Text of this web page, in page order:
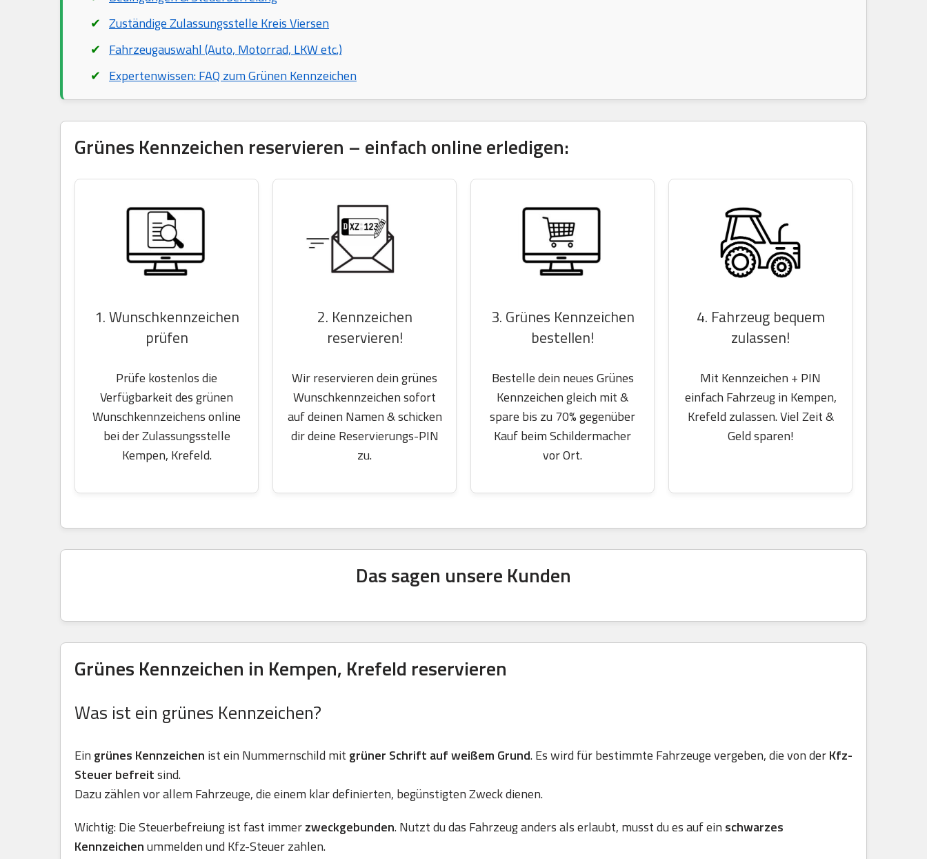
Zuständige Zulassungsstelle Kreis Viersen
Fahrzeugauswahl (Auto, Motorrad, LKW etc.)
Expertenwissen: FAQ zum Grünen Kennzeichen
Grünes Kennzeichen reservieren – einfach online erledigen:
1. Wunschkennzeichen
prüfen
Prüfe kostenlos die
Verfügbarkeit des grünen
Wunschkennzeichens online
bei der Zulassungsstelle
Kempen, Krefeld.
2. Kennzeichen
reservieren!
Wir reservieren dein grünes
Wunschkennzeichen sofort
auf deinen Namen & schicken
dir deine Reservierungs-PIN
zu.
3. Grünes Kennzeichen
bestellen!
Bestelle dein neues Grünes
Kennzeichen gleich mit &
spare bis zu 70% gegenüber
Kauf beim Schildermacher
vor Ort.
4. Fahrzeug bequem
zulassen!
Mit Kennzeichen + PIN
einfach Fahrzeug in Kempen,
Krefeld zulassen. Viel Zeit &
Geld sparen!
Das sagen unsere Kunden
Grünes Kennzeichen in Kempen, Krefeld reservieren
Was ist ein grünes Kennzeichen?
Ein grünes Kennzeichen ist ein Nummernschild mit grüner Schrift auf weißem Grund. Es wird für bestimmte Fahrzeuge vergeben, die von derKfz-
Steuer befreitsind.
Dazu zählen vor allem Fahrzeuge, die einem klar definierten, begünstigten Zweck dienen.
Wichtig: Die Steuerbefreiung ist fast immerzweckgebunden. Nutzt du das Fahrzeug anders als erlaubt, musst du es auf ein schwarzes
Kennzeichenummelden und Kfz-Steuer zahlen.